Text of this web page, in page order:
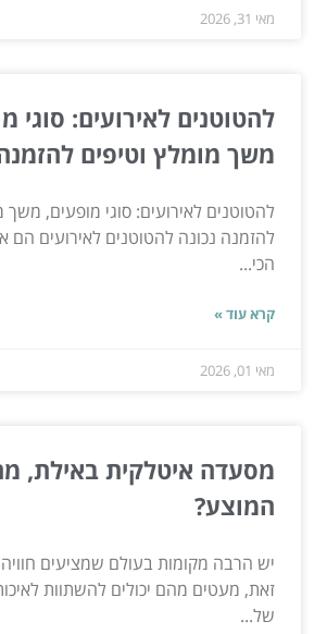
מאי 31, 2026
להטוטנים לאירועים: סוגי
משך מומלץ וטיפים
להטוטנים לאירועים: סוגי מופעים, משך
להזמנה נכונה להטוטנים לאירועים הם
הכי...
קרא עוד »
מאי 01, 2026
מסעדה איטלקית באילת,
המוצע?
יש הרבה מקומות בעולם שמציעים
זאת, מעטים מהם יכולים להשתוות
של...